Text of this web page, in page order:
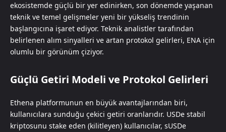
ekosistemde güçlü bir yer edinirken, son dönemde yaşanan
teknik ve temel gelişmeler yeni bir yükseliş trendinin
başlangıcına işaret ediyor. Teknik analistler tarafından
belirlenen alım sinyalleri ve artan protokol gelirleri, ENA için
olumlu bir görünüm çiziyor.
Güçlü Getiri Modeli ve Protokol Gelirleri
Ethena platformunun en büyük avantajlarından biri,
kullanıcılara sunduğu çekici getiri oranlarıdır. USDe stabil
kriptosunu stake eden (kilitleyen) kullanıcılar, sUSDe